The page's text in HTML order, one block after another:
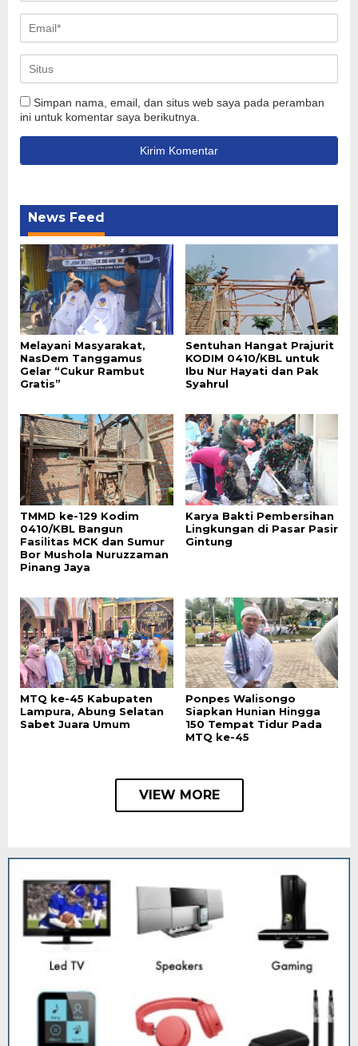
Simpan nama, email, dan situs web saya pada peramban
ini untuk komentar saya berikutnya.
News Feed
Melayani Masyarakat,
NasDem Tanggamus
Gelar “Cukur Rambut
Gratis”
Sentuhan Hangat Prajurit
KODIM 0410/KBL untuk
Ibu Nur Hayati dan Pak
Syahrul
TMMD ke-129 Kodim
0410/KBL Bangun
Fasilitas MCK dan Sumur
Bor Mushola Nuruzzaman
Pinang Jaya
Karya Bakti Pembersihan
Lingkungan di Pasar Pasir
Gintung
MTQ ke-45 Kabupaten
Lampura, Abung Selatan
Sabet Juara Umum
Ponpes Walisongo
Siapkan Hunian Hingga
150 Tempat Tidur Pada
MTQ ke-45
VIEW MORE